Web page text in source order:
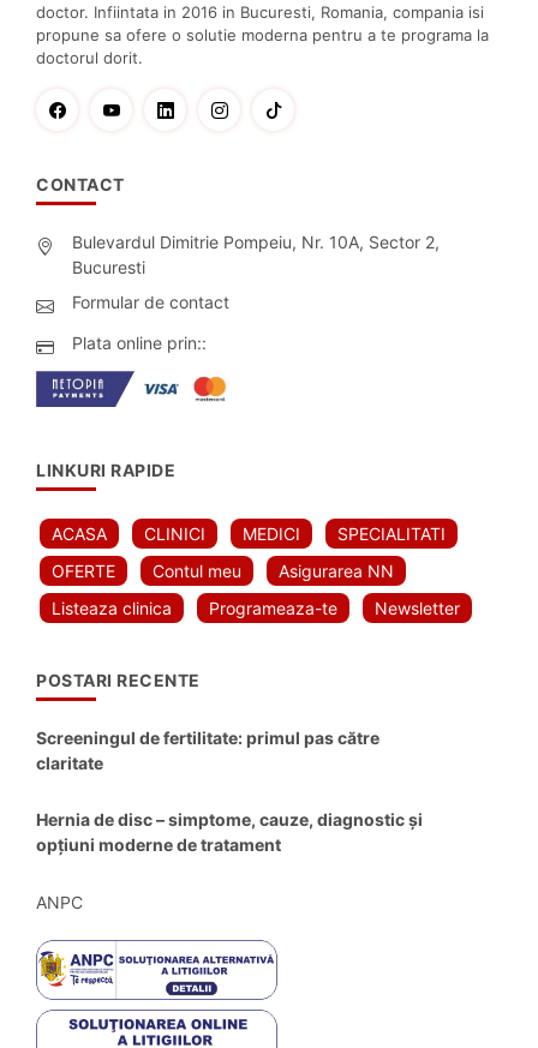
doctor. Infiintata in 2016 in Bucuresti, Romania, compania isi
propune sa ofere o solutie moderna pentru a te programa la
doctorul dorit.
CONTACT
Bulevardul Dimitrie Pompeiu, Nr. 10A, Sector 2,
Bucuresti
Formular de contact
Plata online prin::
LINKURI RAPIDE
ACASA CLINICI MEDICI
SPECIALITATI
OFERTE
Contul meu
Asigurarea NN
Listeaza clinica
Programeaza-te Newsletter
POSTARI RECENTE
Screeningul de fertilitate: primul pas către
claritate
Hernia de disc – simptome, cauze, diagnostic și
opțiuni moderne de tratament
ANPC